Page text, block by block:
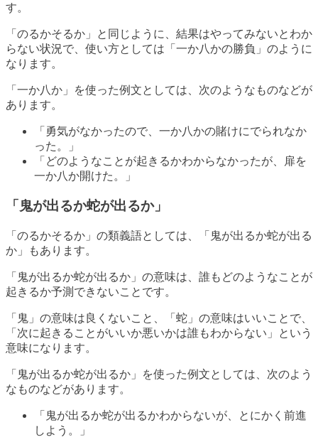
す。
「のるかそるか」と同じように、結果はやってみないとわか
らない状況で、使い方としては「一か八かの勝負」のように
なります。
「一か八か」を使った例文としては、次のようなものなどが
あります。
「勇気がなかったので、一か八かの賭けにでられなか
った。」
「どのようなことが起きるかわからなかったが、扉を
一か八か開けた。」
「鬼が出るか蛇が出るか」
「のるかそるか」の類義語としては、「鬼が出るか蛇が出る
か」もあります。
「鬼が出るか蛇が出るか」の意味は、誰もどのようなことが
起きるか予測できないことです。
「鬼」の意味は良くないこと、「蛇」の意味はいいことで、
「次に起きることがいいか悪いかは誰もわからない」という
意味になります。
「鬼が出るか蛇が出るか」を使った例文としては、次のよう
なものなどがあります。
「鬼が出るか蛇が出るかわからないが、とにかく前進
しよう。」